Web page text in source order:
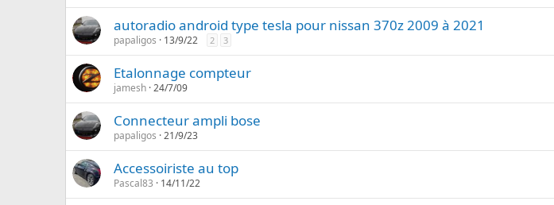
autoradio android type tesla pour nissan 370z 2009 à 2021
papaligos 13/9/22 2 3
Etalonnage compteur
jamesh 24/7/09
Connecteur ampli bose
papaligos 21/9/23
Accessoiriste au top
Pascal83 14/11/22